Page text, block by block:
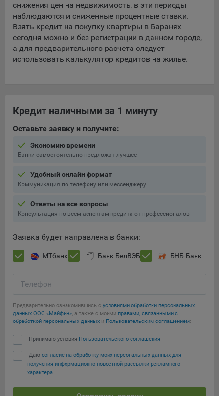
снижения цен на недвижимость, в эти периоды
наблюдаются и сниженные процентные ставки.
Взять кредит на покупку квартиры в Баранях
сегодня можно и без регистрации в данном городе,
а для предварительного расчета следует
использовать калькулятор кредитов на жилье.
Кредит наличными за 1 минуту
Оставьте заявку и получите:
Экономию времени
Банки самостоятельно предложат лучшее
Удобный онлайн формат
Коммуникация по телефону или мессенджеру
Ответы на все вопросы
Консультация по всем аспектам кредита от профессионалов
Заявка будет направлена в банки:
МТбанк Банк БелВЭБ БНБ-Банк
Телефон
Предварительно ознакомившись с условиями обработки персональных
данных ООО «Майфин», а также с моими правами, связанными с
обработкой персональных данных и Пользовательским соглашением:
Принимаю условия Пользовательского соглашения
Даю согласие на обработку моих персональных данных для
получения информационно-новостной рассылки рекламного
характера